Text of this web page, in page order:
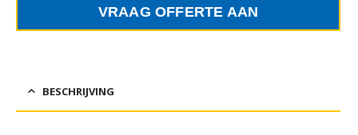
VRAAG OFFERTE AAN
BESCHRIJVING